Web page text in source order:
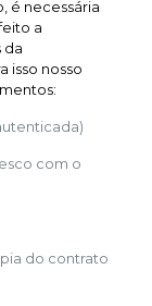
é necessária
a
da
isso nosso
com o
do contrato